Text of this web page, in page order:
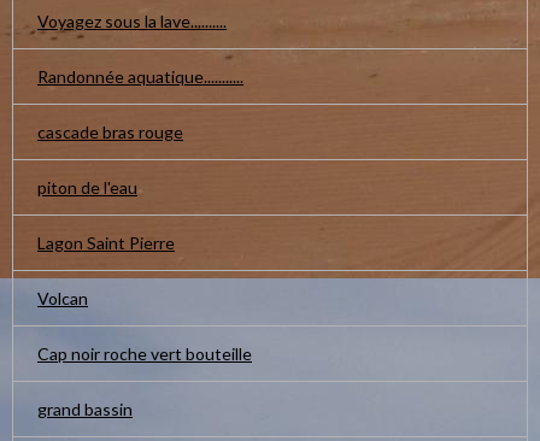
Voyagez sous la lave..........
Randonnée aquatique...........
cascade bras rouge
piton de l'eau
Lagon Saint Pierre
Volcan
Cap noir roche vert bouteille
grand bassin